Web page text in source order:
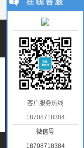
客户服务热线
18708718384
微信号
18708718384